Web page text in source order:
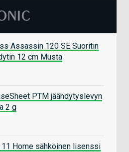
Assassin 120 SE Suoritin
12 cm Musta
PTM jäähdytyslevyn
2 g
Home sähköinen lisenssi